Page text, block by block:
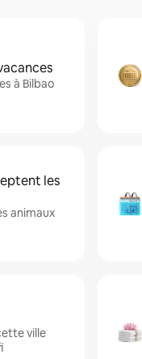
à Bilbao
les
animaux
ville